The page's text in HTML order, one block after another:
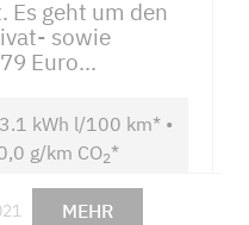
Es geht um den
sowie
Euro...
kWh l/100 km* •
g/km CO2*
MEHR